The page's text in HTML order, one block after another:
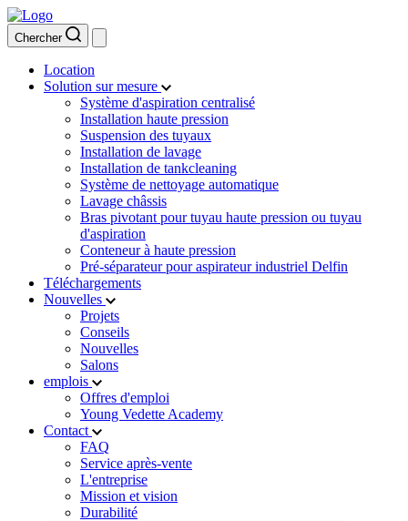
Chercher
Location
Solution sur mesure
Système d'aspiration centralisé
Installation haute pression
Suspension des tuyaux
Installation de lavage
Installation de tankcleaning
Système de nettoyage automatique
Lavage châssis
Bras pivotant pour tuyau haute pression ou tuyau
d'aspiration
Conteneur à haute pression
Pré-séparateur pour aspirateur industriel Delfin
Téléchargements
Nouvelles
Projets
Conseils
Nouvelles
Salons
emplois
Offres d'emploi
Young Vedette Academy
Contact
FAQ
Service après-vente
L'entreprise
Mission et vision
Durabilité